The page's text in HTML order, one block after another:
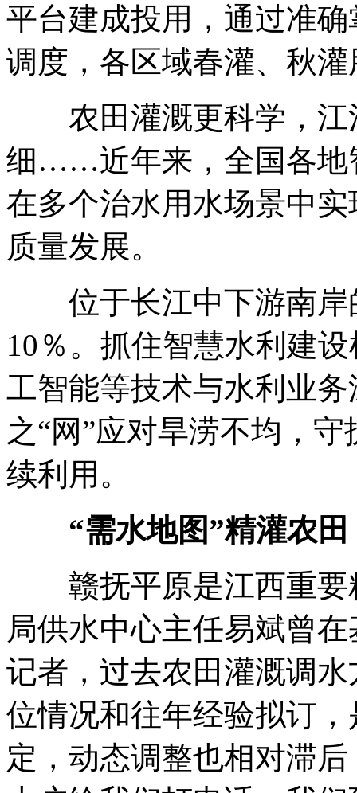
平台建成投用，通过准
调度，各区域春灌、秋
农田灌溉更科学，江
细……近年来，全国各地
在多个治水用水场景中
质量发展。
位于长江中下游南岸
10％。抓住智慧水利建
工智能等技术与水利业
之“网”应对旱涝不均，
续利用。
“需水地图”精灌农田
赣抚平原是江西重要
局供水中心主任易斌曾
记者，过去农田灌溉调
位情况和往年经验拟订
定，动态调整也相对滞